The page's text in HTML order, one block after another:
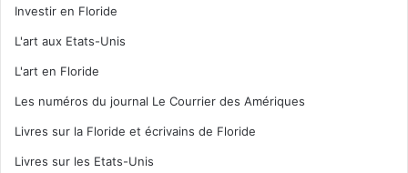
Investir en Floride
L'art aux Etats-Unis
L'art en Floride
Les numéros du journal Le Courrier des Amériques
Livres sur la Floride et écrivains de Floride
Livres sur les Etats-Unis